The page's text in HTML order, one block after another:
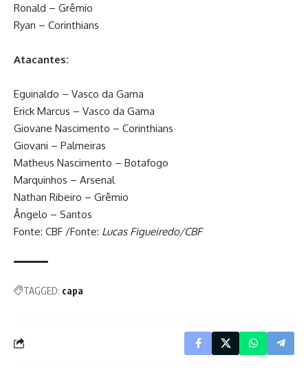
Ronald – Grêmio
Ryan – Corinthians
Atacantes:
Eguinaldo – Vasco da Gama
Erick Marcus – Vasco da Gama
Giovane Nascimento – Corinthians
Giovani – Palmeiras
Matheus Nascimento – Botafogo
Marquinhos – Arsenal
Nathan Ribeiro – Grêmio
Ângelo – Santos
Fonte: CBF /Fonte: Lucas Figueiredo/CBF
TAGGED: capa